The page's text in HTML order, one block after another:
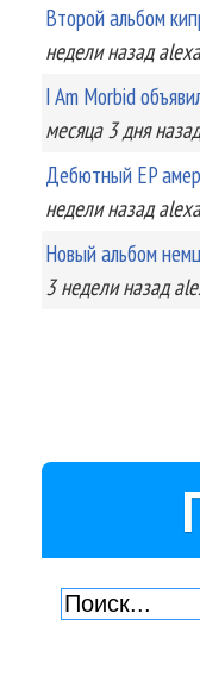
Второй альбом
неделиназад
I Am Morbid
месяца 3 дняназад
Дебютный EP
неделиназад
Новый альбом
3 неделиназад